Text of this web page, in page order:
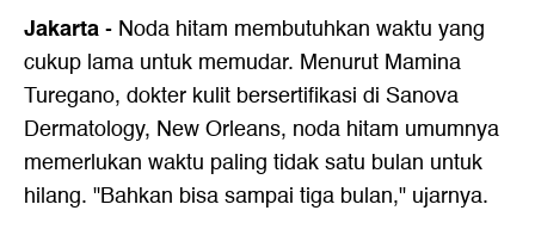
Jakarta- Noda hitam membutuhkan waktu yang
cukup lama untuk memudar. Menurut Mamina
Turegano, dokter kulit bersertifikasi di Sanova
Dermatology, New Orleans, noda hitam umumnya
memerlukan waktu paling tidak satu bulan untuk
hilang. "Bahkan bisa sampai tiga bulan," ujarnya.